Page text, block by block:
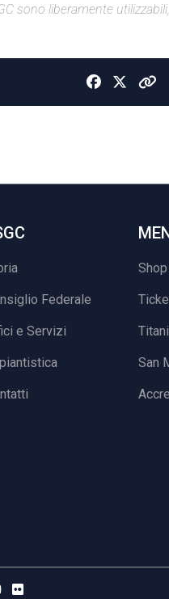
sono liberamente utilizzabili,
Federale
e Servizi
Shop
San